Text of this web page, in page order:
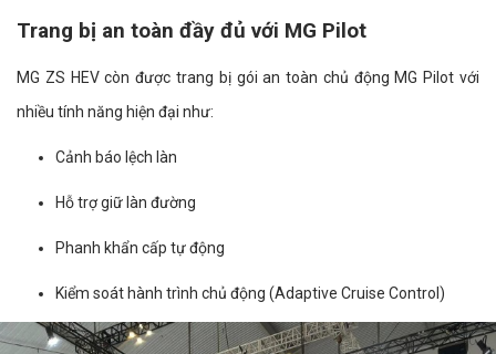
Trang bị an toàn đầy đủ với MG Pilot
MG ZS HEV còn được trang bị gói an toàn chủ động MG Pilot với
nhiều tính năng hiện đại như:
Cảnh báo lệch làn
Hỗ trợ giữ làn đường
Phanh khẩn cấp tự động
Kiểm soát hành trình chủ động (Adaptive Cruise Control)